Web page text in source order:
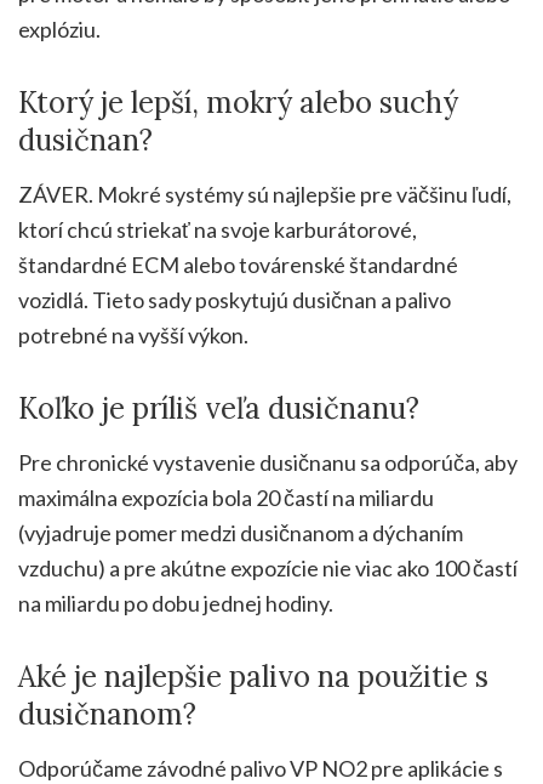
explóziu.
Ktorý je lepší, mokrý alebo suchý
dusičnan?
ZÁVER. Mokré systémy sú najlepšie pre väčšinu ľudí,
ktorí chcú striekať na svoje karburátorové,
štandardné ECM alebo továrenské štandardné
vozidlá. Tieto sady poskytujú dusičnan a palivo
potrebné na vyšší výkon.
Koľko je príliš veľa dusičnanu?
Pre chronické vystavenie dusičnanu sa odporúča, aby
maximálna expozícia bola 20 častí na miliardu
(vyjadruje pomer medzi dusičnanom a dýchaním
vzduchu) a pre akútne expozície nie viac ako 100 častí
na miliardu po dobu jednej hodiny.
Aké je najlepšie palivo na použitie s
dusičnanom?
Odporúčame závodné palivo VP NO2 pre aplikácie s